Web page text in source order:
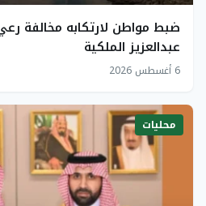
ضبط مواطن لارتكابه مخالفة
عبدالعزيز الملكية
6 أغسطس 2026
محليات